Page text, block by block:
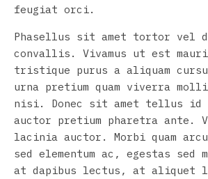
feugiat orci.
Phasellus sit amet tortor vel
convallis. Vivamus ut est
tristique purus a aliquam
urna pretium quam viverra
nisi. Donec sit amet tellus id
auctor pretium pharetra ante.
lacinia auctor. Morbi quam
sed elementum ac, egestas sed
at dapibus lectus, at aliquet